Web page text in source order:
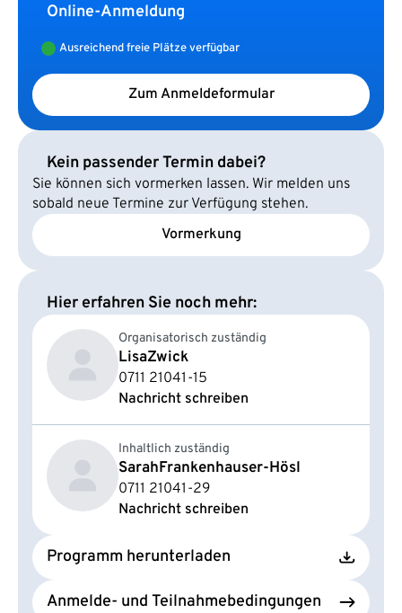
Online-Anmeldung
Ausreichend freie Plätze verfügbar
Zum Anmeldeformular
Kein passender Termin dabei?
Sie können sich vormerken lassen. Wir melden uns
sobald neue Termine zur Verfügung stehen.
Vormerkung
Hier erfahren Sie noch mehr:
Organisatorisch zuständig
LisaZwick
0711 21041-15
Nachricht schreiben
Inhaltlich zuständig
SarahFrankenhauser-Hösl
0711 21041-29
Nachricht schreiben
Programm herunterladen
Anmelde- und Teilnahmebedingungen